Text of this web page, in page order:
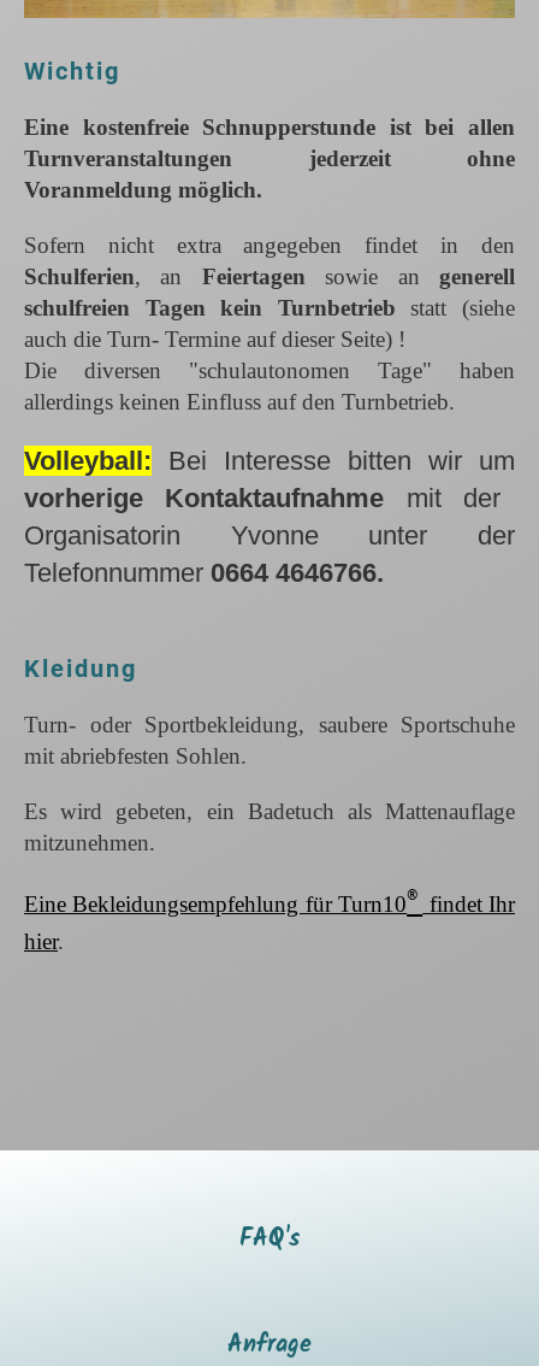
Wichtig
Eine kostenfreie Schnupperstunde ist bei allen
Turnveranstaltungen jederzeit ohne
Voranmeldung möglich.
Sofern nicht extra angegeben findet in den
Schulferien, an Feiertagen sowie angenerell
schulfreien Tagen kein Turnbetrieb statt (siehe
auch die Turn- Termine auf dieser Seite) !
Die diversen "schulautonomen Tage" haben
allerdings keinen Einfluss auf den Turnbetrieb.
Volleyball: Bei Interesse bitten wir um
vorherige Kontaktaufnahme mit der
Organisatorin Yvonne unter der
Telefonnummer 0664 4646766.
Kleidung
Turn- oder Sportbekleidung, saubere Sportschuhe
mit abriebfesten Sohlen.
Es wird gebeten, ein Badetuch als Mattenauflage
mitzunehmen.
Eine Bekleidungsempfehlung für Turn10® findet Ihr
hier.
FAQ's
Anfrage